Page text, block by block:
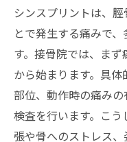
シンスプリントは、
とで発生する痛みで
す。接骨院では、ま
から始まります。具
部位、動作時の痛み
検査を行います。こ
張や骨へのストレス